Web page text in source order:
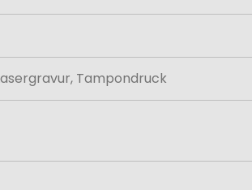
Tampondruck